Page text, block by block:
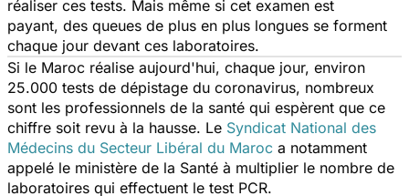
réaliser ces tests. Mais même si cet examen est
payant, des queues de plus en plus longues se forment
chaque jour devant ces laboratoires.
Si le Maroc réalise aujourd'hui, chaque jour, environ
25.000 tests de dépistage du coronavirus, nombreux
sont les professionnels de la santé qui espèrent que ce
chiffre soit revu à la hausse. Le Syndicat National des
Médecins du Secteur Libéral du Maroc a notamment
appelé le ministère de la Santé à multiplier le nombre de
laboratoires qui effectuent le test PCR.